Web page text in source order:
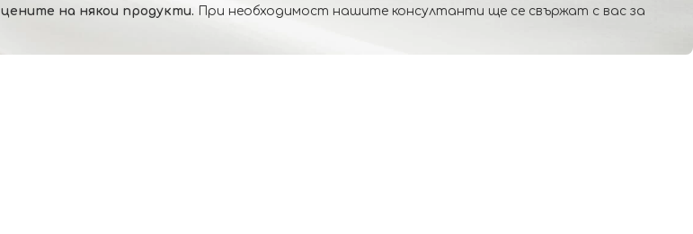
цените на някои продукти. При необходимост нашите консултанти ще се свържат с вас за